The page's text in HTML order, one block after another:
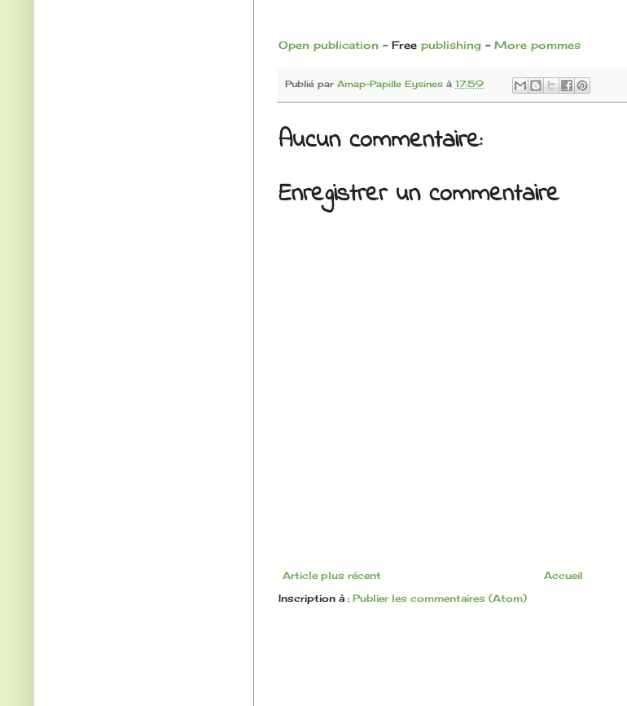
Open publication - Free publishing - More pommes
Publié par Amap-Papille Eysines à 17:59
Aucun commentaire:
Enregistrer un commentaire
Article plus récent
Accueil
Inscription à : Publier les commentaires (Atom)